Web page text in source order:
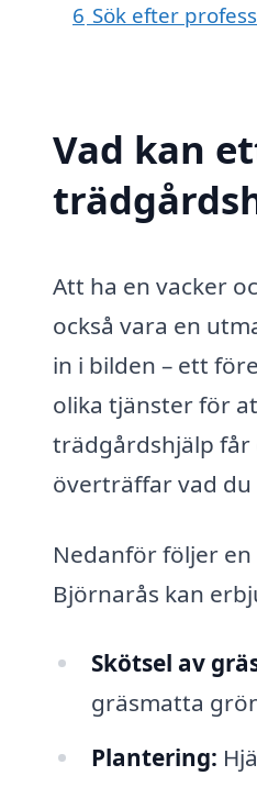
6 Sök efter
Vad kan
Att ha en vacker
också vara en
in i bilden – ett
olika tjänster för
trädgårdshjälp får
överträffar vad du
Nedanför följer
Björnarås kan
Skötsel av
gräsmatta
Plantering: